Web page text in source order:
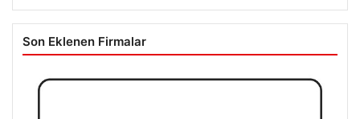
Son Eklenen Firmalar